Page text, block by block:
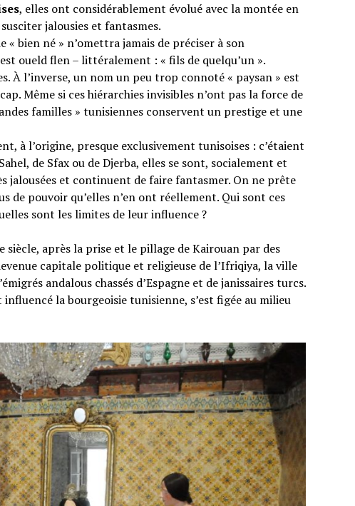
, elles ont considérablement évolué avec la montée en
jalousies et fantasmes.
« bien né » n’omettra jamais de préciser à son
oueld flen – littéralement : « fils de quelqu’un ».
À l’inverse, un nom un peu trop connoté « paysan » est
Même si ces hiérarchies invisibles n’ont pas la force de
familles » tunisiennes conservent un prestige et une
à l’origine, presque exclusivement tunisoises : c’étaient
de Sfax ou de Djerba, elles se sont, socialement et
jalousées et continuent de faire fantasmer. On ne prête
de pouvoir qu’elles n’en ont réellement. Qui sont ces
sont les limites de leur influence ?
après la prise et le pillage de Kairouan par des
capitale politique et religieuse de l’Ifriqiya, la ville
andalous chassés d’Espagne et de janissaires turcs.
la bourgeoisie tunisienne, s’est figée au milieu